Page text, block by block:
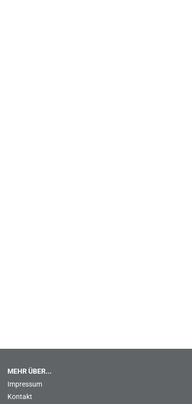
MEHR ÜBER...
Impressum
Kontakt